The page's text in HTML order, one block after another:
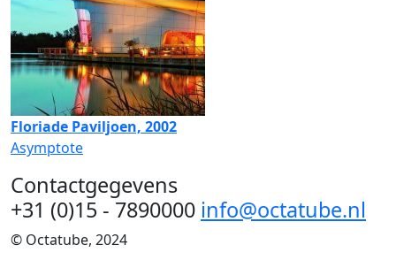
Floriade Paviljoen, 2002
Asymptote
Contactgegevens
+31 (0)15 - 7890000 info@octatube.nl
© Octatube, 2024